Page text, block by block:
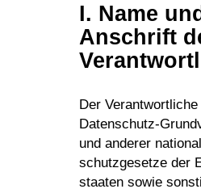
I. Name und
Anschrift
Der
Daten­schutz-
und anderer
schutz­ge­setze der
staaten sowie